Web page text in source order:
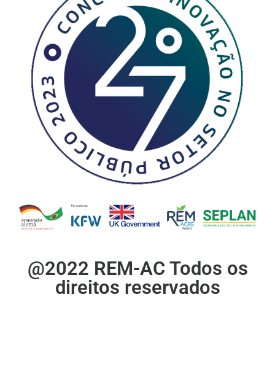
@2022 REM-AC Todos os
direitos reservados